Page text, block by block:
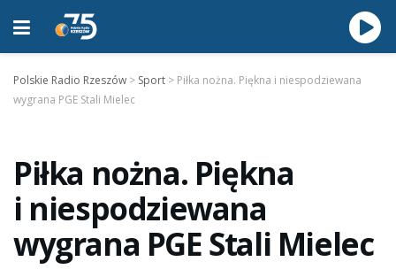
Polskie Radio Rzeszów > Sport > Piłka nożna. Piękna i niespodziewana
wygrana PGE Stali Mielec
Piłka nożna. Piękna
i niespodziewana
wygrana PGE Stali Mielec